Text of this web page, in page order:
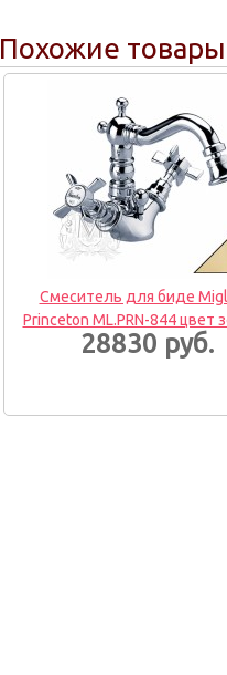
Похожие товары
Смеситель для биде
Princeton ML.PRN-844 цвет
28830 руб.